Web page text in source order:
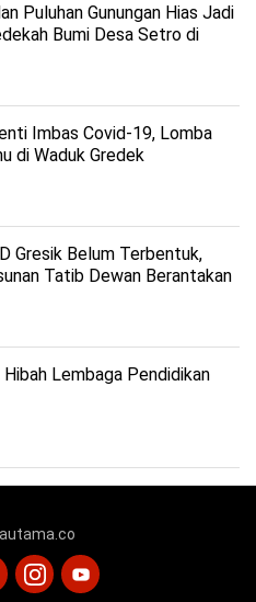
Puluhan Gunungan Hias Jadi
Bumi Desa Setro di
Imbas Covid-19, Lomba
di Waduk Gredek
Gresik Belum Terbentuk,
Tatib Dewan Berantakan
Lembaga Pendidikan